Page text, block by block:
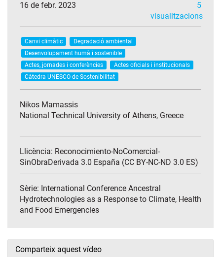
16 de febr. 2023
5
visualitzacions
Canvi climàtic
Degradació ambiental
Desenvolupament humà i sostenible
Actes, jornades i conferències
Actes oficials i institucionals
Càtedra UNESCO de Sostenibilitat
Nikos Mamassis
National Technical University of Athens, Greece
Llicència: Reconocimiento-NoComercial-
SinObraDerivada 3.0 España (CC BY-NC-ND 3.0 ES)
Sèrie: International Conference Ancestral
Hydrotechnologies as a Response to Climate, Health
and Food Emergencies
Comparteix aquest vídeo